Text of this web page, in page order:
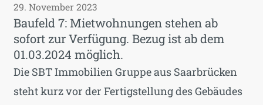
29. November 2023
Baufeld 7: Mietwohnungen stehen ab
sofort zur Verfügung. Bezug ist ab dem
01.03.2024 möglich.
Die SBT Immobilien Gruppe aus Saarbrücken
steht kurz vor der Fertigstellung des Gebäudes